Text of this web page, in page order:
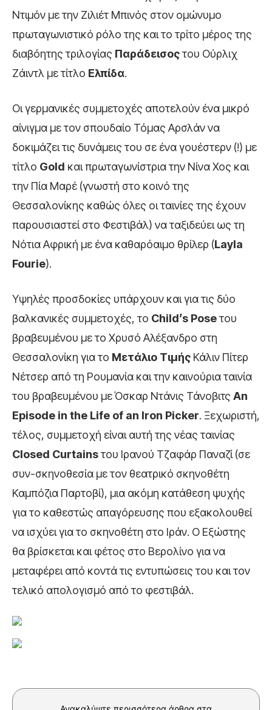
Ντιμόν με την Ζιλιέτ Μπινός στον ομώνυμο
πρωταγωνιστικό ρόλο της και το τρίτο μέρος της
διαβόητης τριλογίας Παράδεισοςτου Ούρλιχ
Ζάιντλ με τίτλο Ελπίδα.
Οι γερμανικές συμμετοχές αποτελούν ένα μικρό
αίνιγμα με τον σπουδαίο Τόμας Αρσλάν να
δοκιμάζει τις δυνάμεις του σε ένα γουέστερν (!) με
τίτλο Gold και πρωταγωνίστρια την Νίνα Χος και
την Πία Μαρέ (γνωστή στο κοινό της
Θεσσαλονίκης καθώς όλες οι ταινίες της έχουν
παρουσιαστεί στο Φεστιβάλ) να ταξιδεύει ως τη
Νότια Αφρική με ένα καθαρόαιμο θρίλερ (Layla
Fourie).
Υψηλές προσδοκίες υπάρχουν και για τις δύο
βαλκανικές συμμετοχές, το Child’s Poseτου
βραβευμένου με το Χρυσό Αλέξανδρο στη
Θεσσαλονίκη για το Μετάλιο Τιμής Κάλιν Πίτερ
Νέτσερ από τη Ρουμανία και την καινούρια ταινία
του βραβευμένου με Όσκαρ Ντάνις Τάνοβιτς An
Episode in the Life of an Iron Picker. Ξεχωριστή,
τέλος, συμμετοχή είναι αυτή της νέας ταινίας
Closed Curtainsτου Ιρανού Τζαφάρ Παναζί (σε
συν-σκηνοθεσία με τον θεατρικό σκηνοθέτη
Καμπόζια Παρτοβί), μια ακόμη κατάθεση ψυχής
για το καθεστώς απαγόρευσης που εξακολουθεί
να ισχύει για το σκηνοθέτη στο Ιράν. Ο Εξώστης
θα βρίσκεται και φέτος στο Βερολίνο για να
μεταφέρει από κοντά τις εντυπώσεις του και τον
τελικό απολογισμό από το φεστιβάλ.